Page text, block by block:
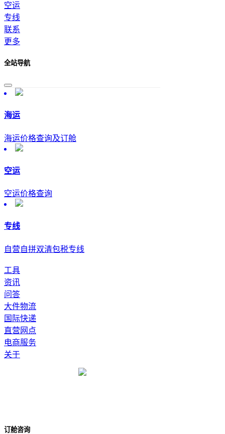
空运
专线
联系
更多
全站导航
海运
海运价格查询及订舱
空运
空运价格查询
专线
自营自拼双清包税专线
工具
资讯
问答
大件物流
国际快递
直营网点
电商服务
关于
订舱咨询